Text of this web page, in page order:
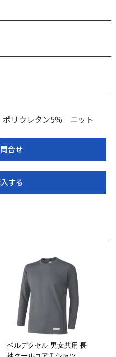
リウレタン5% ニット
合せ
する
ベルデクセル 男女共用 長